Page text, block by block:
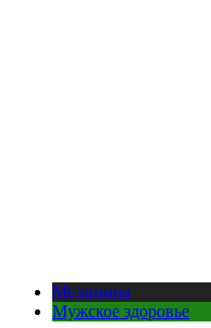
Медицина
Мужское здоровье